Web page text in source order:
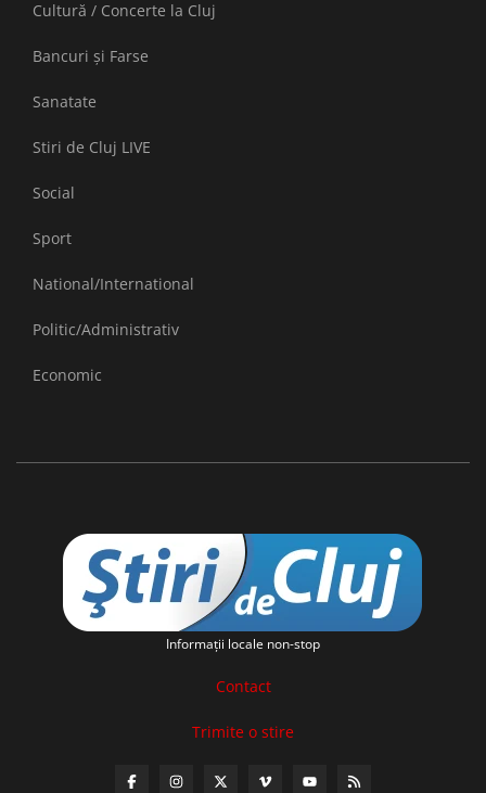
Cultură / Concerte la Cluj
Bancuri și Farse
Sanatate
Stiri de Cluj LIVE
Social
Sport
National/International
Politic/Administrativ
Economic
Informaţii locale non-stop
Contact
Trimite o stire